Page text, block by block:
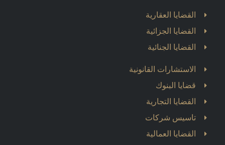
القضايا العقارية
القضايا الجزائية
القضايا الجنائية
الاستشارات القانونية
قضايا البنوك
القضايا التجارية
تاسيس شركات
القضايا العمالية